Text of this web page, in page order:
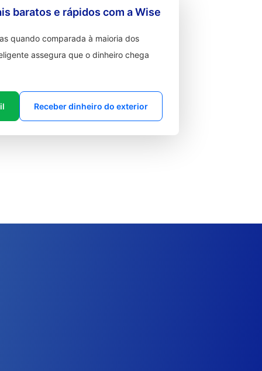
baratos e rápidos com a Wise
quando comparada à maioria dos
assegura que o dinheiro chega
Receber dinheiro do exterior